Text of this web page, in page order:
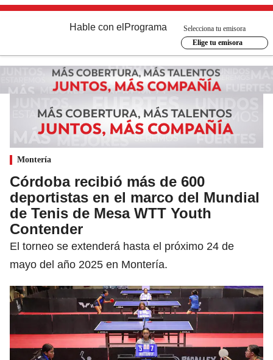
Hable con el Programa
Selecciona tu emisora
Elige tu emisora
Montería
Córdoba recibió más de 600
deportistas en el marco del Mundial
de Tenis de Mesa WTT Youth
Contender
El torneo se extenderá hasta el próximo 24 de
mayo del año 2025 en Montería.